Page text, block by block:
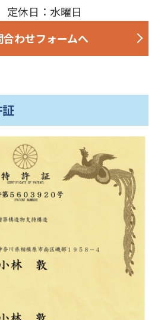
休日：水曜日
合わせフォームへ